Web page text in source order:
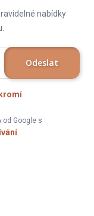
nabídky
Odeslat
od Google s
.